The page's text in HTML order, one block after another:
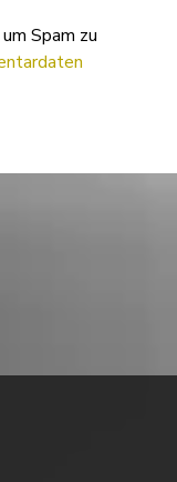
Spam zu